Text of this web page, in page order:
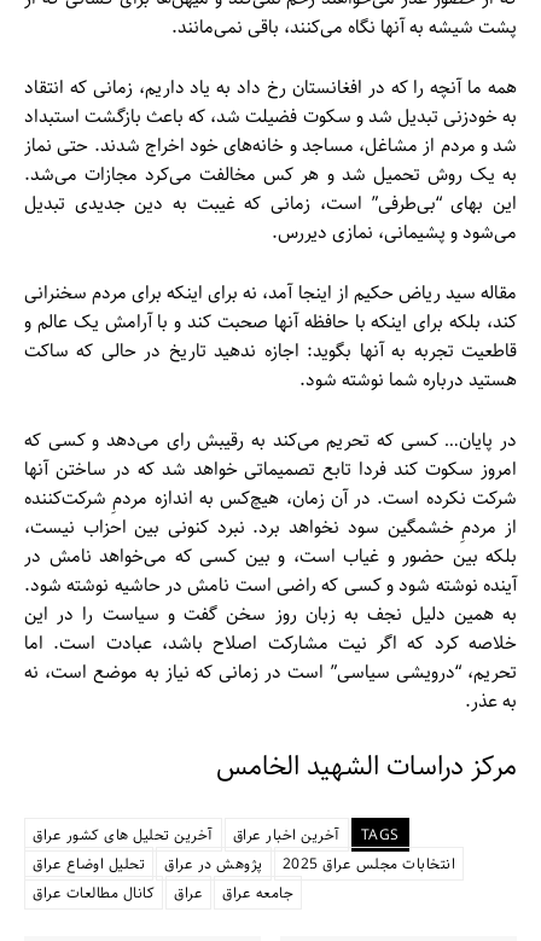
پشت شیشه به آنها نگاه می‌کنند، باقی نمی‌مانند.
همه ما آنچه را که در افغانستان رخ داد به یاد داریم، زمانی که انتقاد
به خودزنی تبدیل شد و سکوت فضیلت شد، که باعث بازگشت استبداد
شد و مردم از مشاغل، مساجد و خانه‌های خود اخراج شدند. حتی نماز
به یک روش تحمیل شد و هر کس مخالفت می‌کرد مجازات می‌شد.
این بهای “بی‌طرفی” است، زمانی که غیبت به دین جدیدی تبدیل
می‌شود و پشیمانی، نمازی دیررس.
مقاله سید ریاض حکیم از اینجا آمد، نه برای اینکه برای مردم سخنرانی
کند، بلکه برای اینکه با حافظه آنها صحبت کند و با آرامش یک عالم و
قاطعیت تجربه به آنها بگوید: اجازه ندهید تاریخ در حالی که ساکت
هستید درباره شما نوشته شود.
در پایان… کسی که تحریم می‌کند به رقیبش رای می‌دهد و کسی که
امروز سکوت کند فردا تابع تصمیماتی خواهد شد که در ساختن آنها
شرکت نکرده است. در آن زمان، هیچ‌کس به اندازه مردمِ شرکت‌کننده
از مردمِ خشمگین سود نخواهد برد. نبرد کنونی بین احزاب نیست،
بلکه بین حضور و غیاب است، و بین کسی که می‌خواهد نامش در
آینده نوشته شود و کسی که راضی است نامش در حاشیه نوشته شود.
به همین دلیل نجف به زبان روز سخن گفت و سیاست را در این
خلاصه کرد که اگر نیت مشارکت اصلاح باشد، عبادت است. اما
تحریم، “درویشی سیاسی” است در زمانی که نیاز به موضع است، نه
به عذر.
مرکز دراسات الشهید الخامس
TAGS آخرین اخبار عراق
آخرین تحلیل های کشور عراق
انتخابات مجلس عراق 2025
پژوهش در عراق
تحلیل اوضاع عراق
جامعه عراق
عراق کانال مطالعات عراق